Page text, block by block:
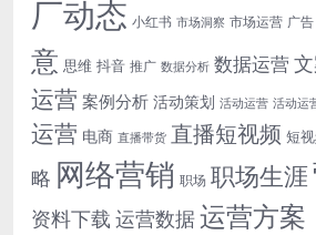
厂动态 小红书 市场洞察 市场运营 广告
意 思维 抖音 推广 数据分析 数据运营
运营 案例分析 活动策划 活动运营 活动运
运营 电商 直播带货 直播短视频 短
略 网络营销 职场 职场生涯
资料下载 运营数据运营方案